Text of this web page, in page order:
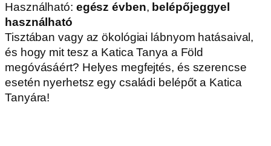
Használható: egész évben, belépőjeggyel
használható
Tisztában vagy az ökológiai lábnyom hatásaival,
és hogy mit tesz a Katica Tanya a Föld
megóvásáért? Helyes megfejtés, és szerencse
esetén nyerhetsz egy családi belépőt a Katica
Tanyára!